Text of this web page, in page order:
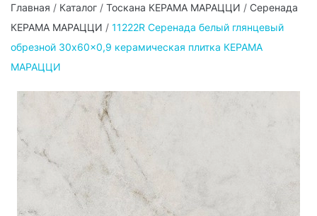
Главная / Каталог / Тоскана КЕРАМА МАРАЦЦИ / Серенада
КЕРАМА МАРАЦЦИ / 11222R Серенада белый глянцевый
обрезной 30x60x0,9 керамическая плитка КЕРАМА
МАРАЦЦИ